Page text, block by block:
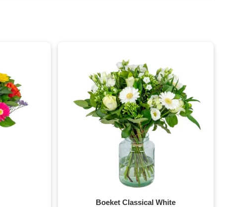
Boeket Classical White